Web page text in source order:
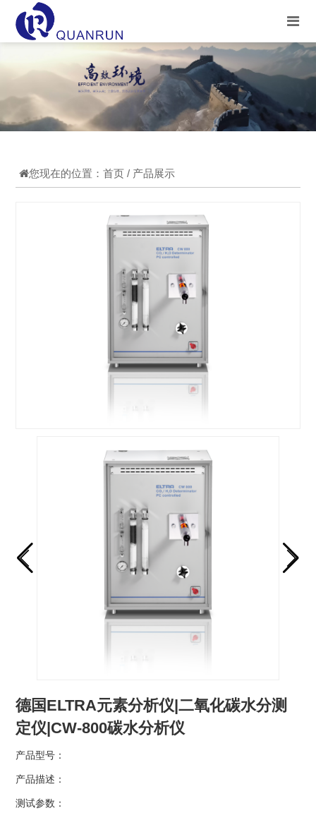
您现在的位置：首页 / 产品展示
德国ELTRA元素分析仪|二氧化碳水分测
定仪|CW-800碳水分析仪
产品型号：
产品描述：
测试参数：